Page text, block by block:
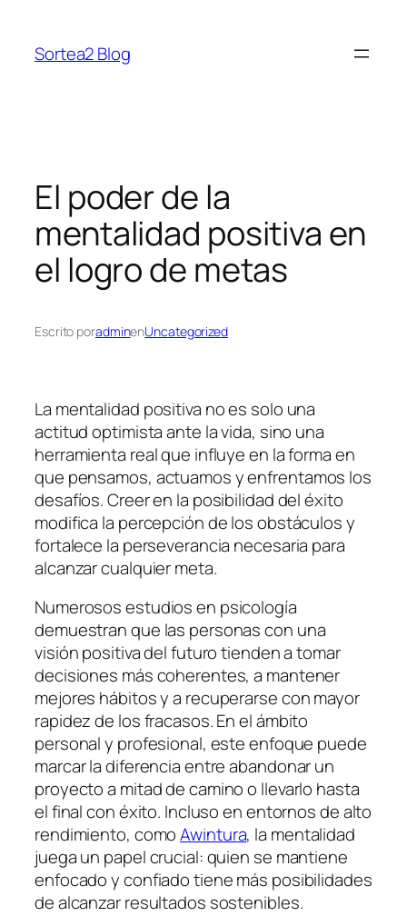
contenido
Sortea2 Blog
El poder de la
mentalidad positiva en
el logro de metas
Escrito poradminenUncategorized
La mentalidad positiva no es solo una
actitud optimista ante la vida, sino una
herramienta real que influye en la forma en
que pensamos, actuamos y enfrentamos los
desafíos. Creer en la posibilidad del éxito
modifica la percepción de los obstáculos y
fortalece la perseverancia necesaria para
alcanzar cualquier meta.
Numerosos estudios en psicología
demuestran que las personas con una
visión positiva del futuro tienden a tomar
decisiones más coherentes, a mantener
mejores hábitos y a recuperarse con mayor
rapidez de los fracasos. En el ámbito
personal y profesional, este enfoque puede
marcar la diferencia entre abandonar un
proyecto a mitad de camino o llevarlo hasta
el final con éxito. Incluso en entornos de alto
rendimiento, comoAwintura, la mentalidad
juega un papel crucial: quien se mantiene
enfocado y confiado tiene más posibilidades
de alcanzar resultados sostenibles.